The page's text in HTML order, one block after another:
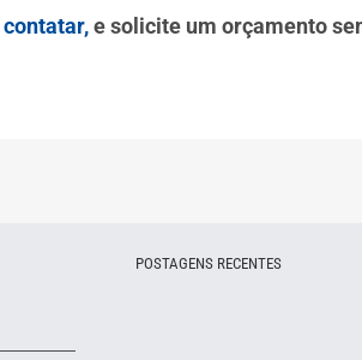
contatar,e solicite um orçamento
POSTAGENS RECENTES